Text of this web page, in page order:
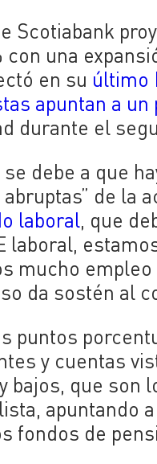
Scotiabank
una
en su último
apuntan a un
durante el
debe a que
de la
laboral, que
laboral,
mucho
da sostén al
puntos
y cuentas
que son
apuntando
fondos de